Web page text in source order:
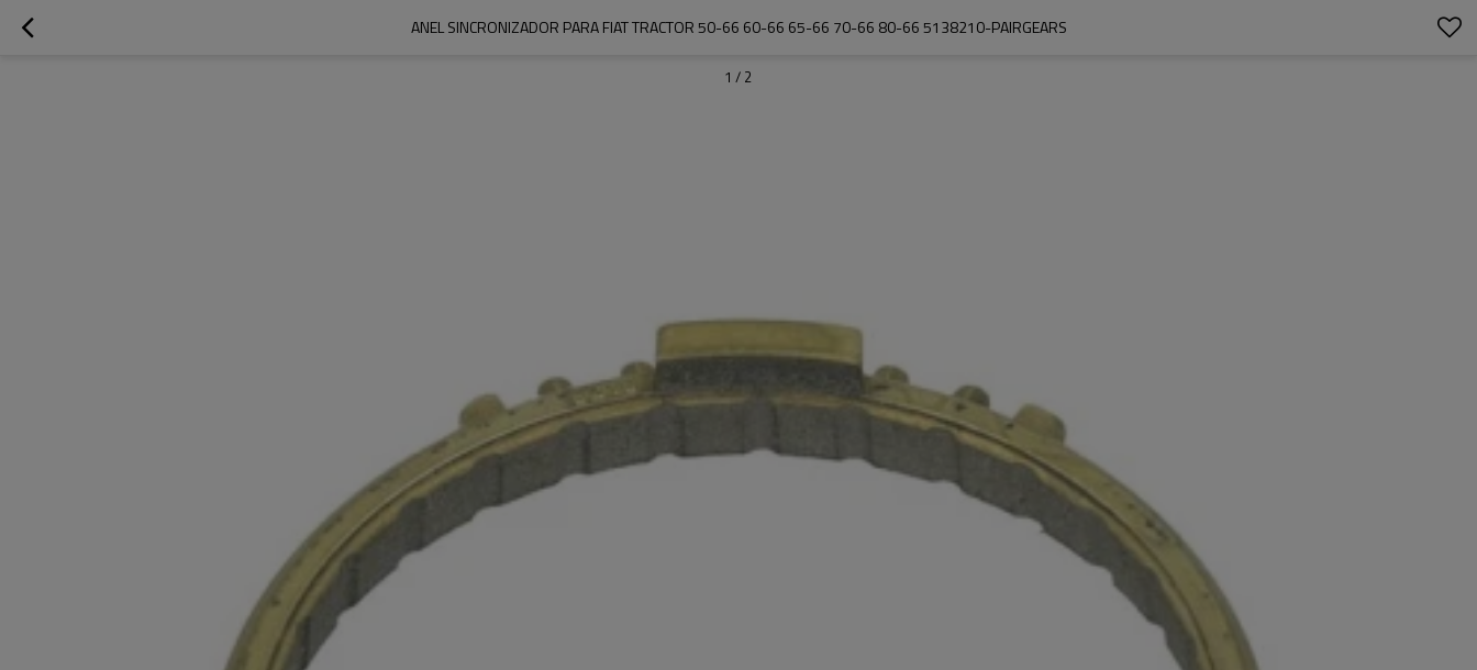
ANEL SINCRONIZADOR PARA FIAT TRACTOR 50-66 60-66 65-66 70-66 80-66 5138210-PAIRGEARS
1 / 2